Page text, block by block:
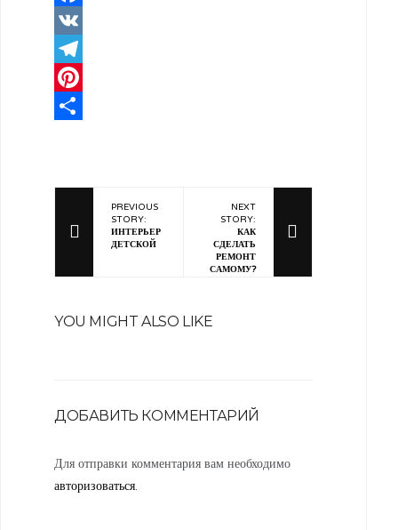
Facebook
VK
Telegram
Pinterest
PREVIOUS
STORY:
ИНТЕРЬЕР
ДЕТСКОЙ
NEXT
STORY:
КАК
СДЕЛАТЬ
РЕМОНТ
САМОМУ?
YOU MIGHT ALSO LIKE
ДОБАВИТЬ КОММЕНТАРИЙ
Для отправки комментария вам необходимо
авторизоваться.